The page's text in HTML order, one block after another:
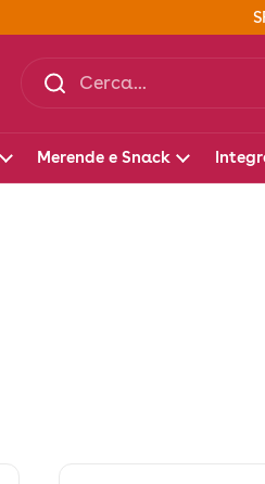
Merende e Snack